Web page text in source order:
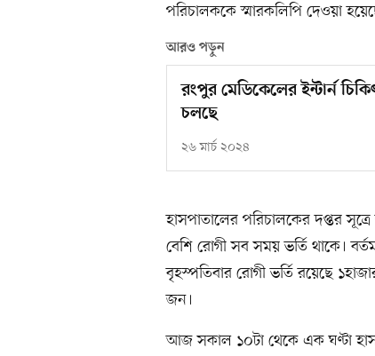
পরিচালককে স্মারকলিপি দেওয়া
আরও পড়ুন
রংপুর মেডিকেলের ইন্টার্ন
চলছে
২৬ মার্চ ২০২৪
হাসপাতালের পরিচালকের দপ্তর
বেশি রোগী সব সময় ভর্তি থাকে।
বৃহস্পতিবার রোগী ভর্তি রয়েছে
জন।
আজ সকাল ১০টা থেকে এক ঘণ্টা